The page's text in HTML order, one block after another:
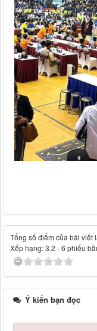
Tổng số điểm của bài viết
Xếp hạng:3.2 -6 phiếu
Ý kiến bạn đọc